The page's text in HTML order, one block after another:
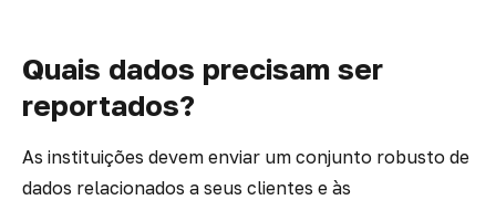
Quais dados precisam ser
reportados?
As instituições devem enviar um conjunto robusto de
dados relacionados a seus clientes e às